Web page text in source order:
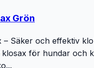
Grön
– Säker och effektiv
klosax för hundar och